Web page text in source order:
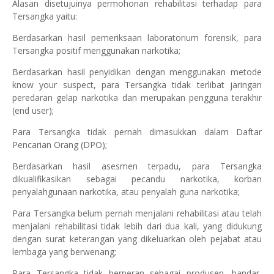
Alasan disetujuinya permohonan rehabilitasi terhadap para
Tersangka yaitu:
Berdasarkan hasil pemeriksaan laboratorium forensik, para
Tersangka positif menggunakan narkotika;
Berdasarkan hasil penyidikan dengan menggunakan metode
know your suspect, para Tersangka tidak terlibat jaringan
peredaran gelap narkotika dan merupakan pengguna terakhir
(end user);
Para Tersangka tidak pernah dimasukkan dalam Daftar
Pencarian Orang (DPO);
Berdasarkan hasil asesmen terpadu, para Tersangka
dikualifikasikan sebagai pecandu narkotika, korban
penyalahgunaan narkotika, atau penyalah guna narkotika;
Para Tersangka belum pernah menjalani rehabilitasi atau telah
menjalani rehabilitasi tidak lebih dari dua kali, yang didukung
dengan surat keterangan yang dikeluarkan oleh pejabat atau
lembaga yang berwenang;